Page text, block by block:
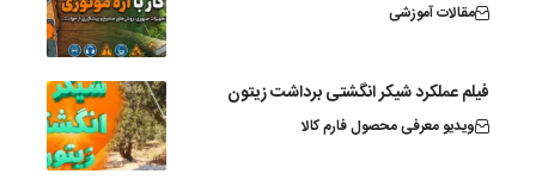
مقالات آموزشی
فیلم عملکرد شیکر انگشتی برداشت زیتون
ویدیو معرفی محصول فارم کالا